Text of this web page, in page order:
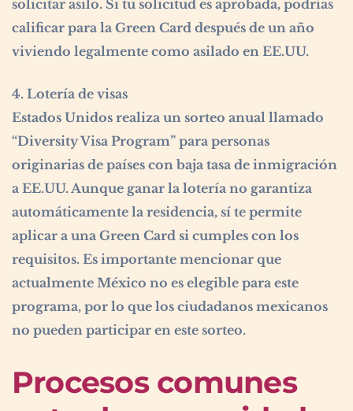
solicitar asilo. Si tu solicitud es aprobada, podrías
calificar para la Green Card después de un año
viviendo legalmente como asilado en EE.UU.
4. Lotería de visas
Estados Unidos realiza un sorteo anual llamado
“Diversity Visa Program” para personas
originarias de países con baja tasa de inmigración
a EE.UU. Aunque ganar la lotería no garantiza
automáticamente la residencia, sí te permite
aplicar a una Green Card si cumples con los
requisitos. Es importante mencionar que
actualmente México no es elegible para este
programa, por lo que los ciudadanos mexicanos
no pueden participar en este sorteo.
Procesos comunes